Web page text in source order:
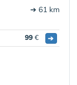
➔ 61 km
99 € ➔